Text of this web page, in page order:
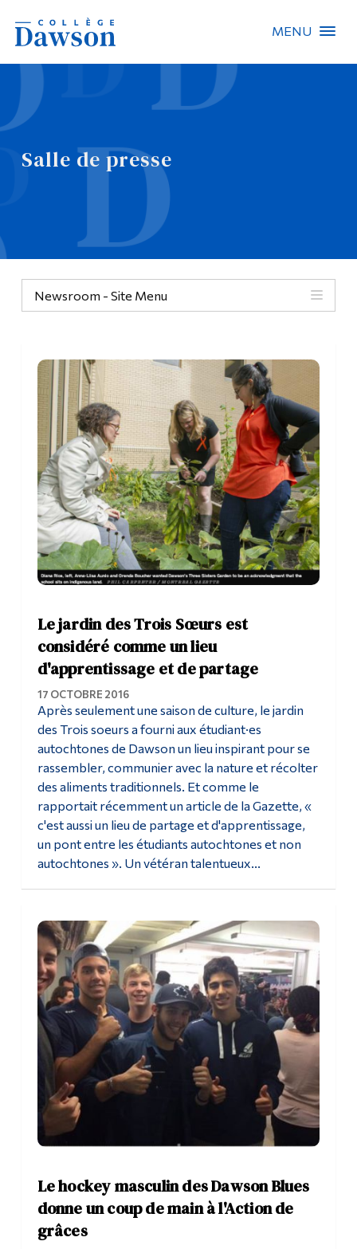
MENU
Salle de presse
Newsroom - Site Menu
Le jardin des Trois Sœurs est
considéré comme un lieu
d'apprentissage et de partage
17 OCTOBRE 2016
Après seulement une saison de culture, le jardin
des Trois soeurs a fourni aux étudiant·es
autochtones de Dawson un lieu inspirant pour se
rassembler, communier avec la nature et récolter
des aliments traditionnels. Et comme le
rapportait récemment un article de la Gazette, «
c'est aussi un lieu de partage et d'apprentissage,
un pont entre les étudiants autochtones et non
autochtones ». Un vétéran talentueux...
Le hockey masculin des Dawson Blues
donne un coup de main à l'Action de
grâces
Recherche sur le site
Recherche de personnes
EN
Omnivox
Liens rapides
Outils
Liens
Menu principal
Programmes
Formation continue
Admissions
La vie à Dawson
Futurs étudiants
Étudiants actuels
personnel administratif